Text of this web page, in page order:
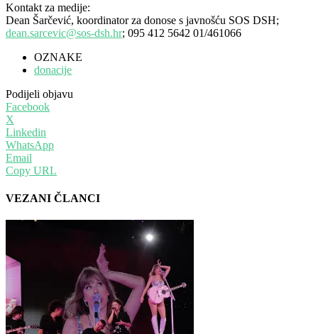
Kontakt za medije:
Dean Šarčević, koordinator za donose s javnošću SOS DSH;
dean.sarcevic@sos-dsh.hr; 095 412 5642 01/461066
OZNAKE
donacije
Podijeli objavu
Facebook
X
Linkedin
WhatsApp
Email
Copy URL
VEZANI ČLANCI